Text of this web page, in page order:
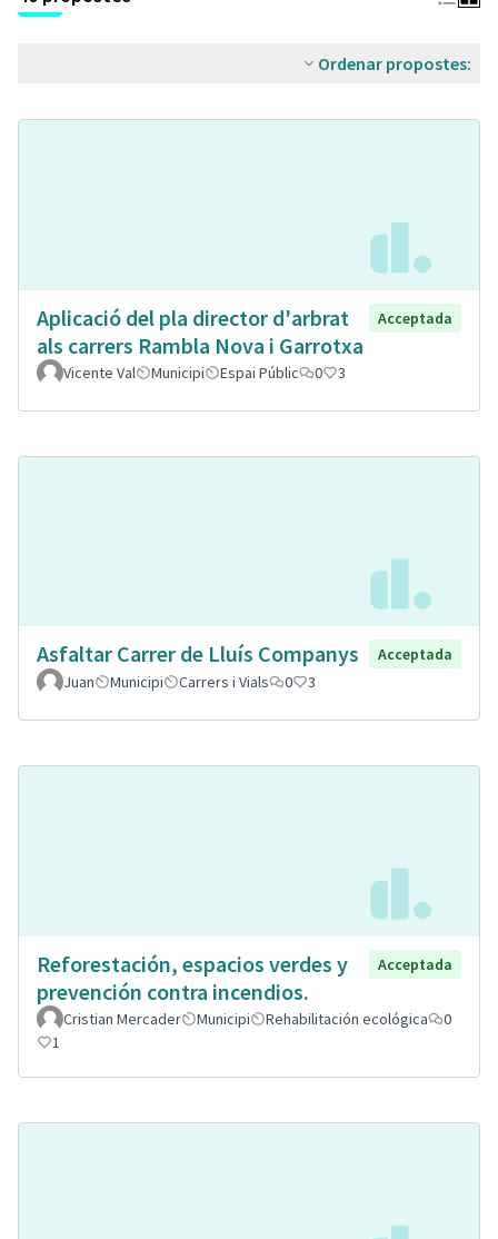
Ordenar propostes:
Aplicació del pla director d'arbrat
als carrers Rambla Nova i Garrotxa
Acceptada
Vicente Val Municipi Espai Públic 0 3
Asfaltar Carrer de Lluís Companys
Acceptada
Juan
Municipi Carrers i Vials 0 3
Reforestación, espacios verdes y
prevención contra incendios.
Acceptada
Cristian Mercader Municipi Rehabilitación ecológica
0
1